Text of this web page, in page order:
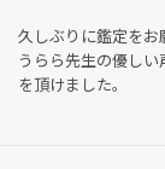
久しぶりに鑑定をお
うらら先生の優し
を頂けました。